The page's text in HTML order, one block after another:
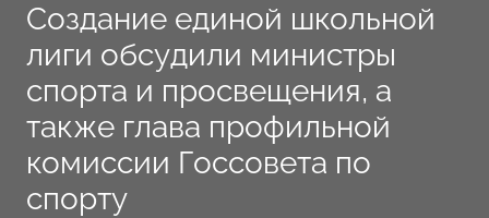
Создание единой школьной
лиги обсудили министры
спорта и просвещения, а
также глава профильной
комиссии Госсовета по
спорту